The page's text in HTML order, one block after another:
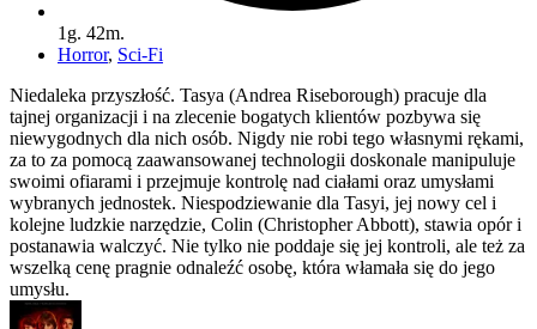
1g. 42m.
Horror, Sci-Fi
Niedaleka przyszłość. Tasya (Andrea Riseborough) pracuje dla
tajnej organizacji i na zlecenie bogatych klientów pozbywa się
niewygodnych dla nich osób. Nigdy nie robi tego własnymi rękami,
za to za pomocą zaawansowanej technologii doskonale manipuluje
swoimi ofiarami i przejmuje kontrolę nad ciałami oraz umysłami
wybranych jednostek. Niespodziewanie dla Tasyi, jej nowy cel i
kolejne ludzkie narzędzie, Colin (Christopher Abbott), stawia opór i
postanawia walczyć. Nie tylko nie poddaje się jej kontroli, ale też za
wszelką cenę pragnie odnaleźć osobę, która włamała się do jego
umysłu.